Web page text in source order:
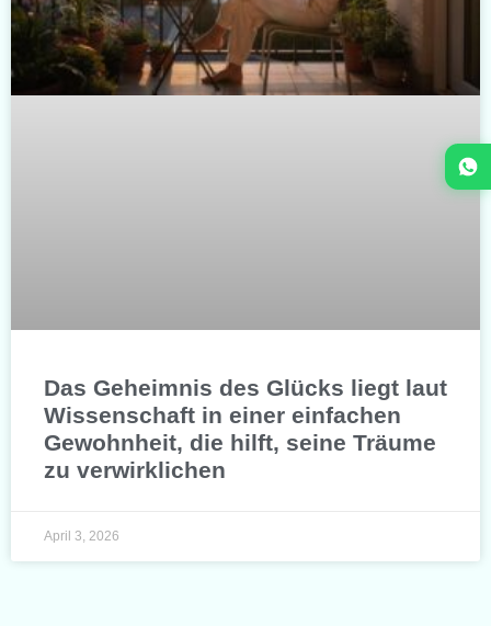
Das Geheimnis des Glücks liegt laut
Wissenschaft in einer einfachen
Gewohnheit, die hilft, seine Träume
zu verwirklichen
April 3, 2026